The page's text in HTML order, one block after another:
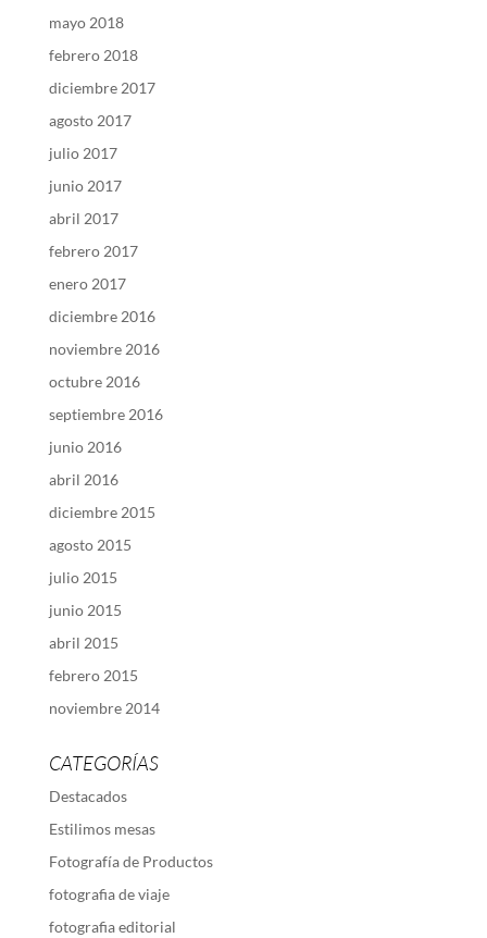
mayo 2018
febrero 2018
diciembre 2017
agosto 2017
julio 2017
junio 2017
abril 2017
febrero 2017
enero 2017
diciembre 2016
noviembre 2016
octubre 2016
septiembre 2016
junio 2016
abril 2016
diciembre 2015
agosto 2015
julio 2015
junio 2015
abril 2015
febrero 2015
noviembre 2014
CATEGORÍAS
Destacados
Estilimos mesas
Fotografía de Productos
fotografia de viaje
fotografia editorial